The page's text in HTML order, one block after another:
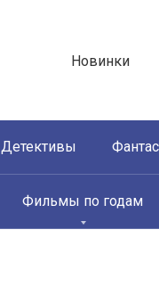
Новинки
Детективы
Фильмы по годам